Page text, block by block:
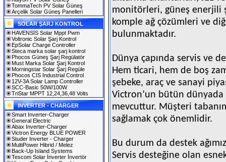
TommaTech PV Solar Güneş
Arçelik Solar Güneş Panelleri
SOLAR ŞARJ KONTROL
HAVENSİS Solar Mppt Pwm
Voltronic Solar Şarj Kontrol
EpSolar Charge Controller
Steca marka solar şarj kontrol
Phocos Güneş Şarj Regülatör
Must Marka Solar Şarj Kontrol
Morningstar Solar Şarj Regüle
Phocos CIS Industrial Control
12V-3A Solar Lamp Controller
SCC-Basic 50W/100W
TriStar MPPT 12,24,36,48 Volts
INVERTER - CHARGER
Smart Inverter-Charger
General Electric
Abax Inverter-Charger
Victron Energy BLUE POWER
Studer Inverter - Charger
MultiPower Hibrid / Melez
Back-Up Island Systems
Tescom Solar İnverter İnvertör
monitörleri, güneş enerjili
komple ağ çözümleri ve
bulunmaktadır.
Dünya çapında servis ve
Hem ticari, hem de boş
şebeke, araç ve sanayi
Victron’un bütün dünyada
mevcuttur. Müşteri
sağlamak çok önemlidir.
Bu durum da destek
Servis desteğine olan